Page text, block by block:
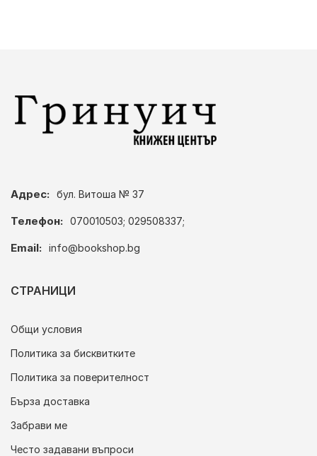
Адрес: бул. Витоша № 37
Телефон: 070010503; 029508337;
Email: info@bookshop.bg
СТРАНИЦИ
Общи условия
Политика за бисквитките
Политика за поверителност
Бърза доставка
Забрави ме
Често задавани въпроси